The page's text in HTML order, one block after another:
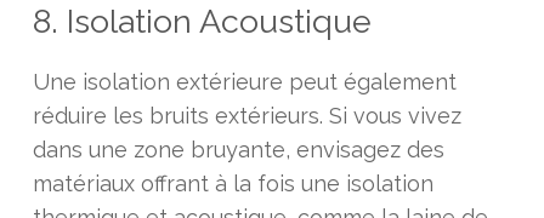
8. Isolation Acoustique
Une isolation extérieure peut également
réduire les bruits extérieurs. Si vous vivez
dans une zone bruyante, envisagez des
matériaux offrant à la fois une isolation